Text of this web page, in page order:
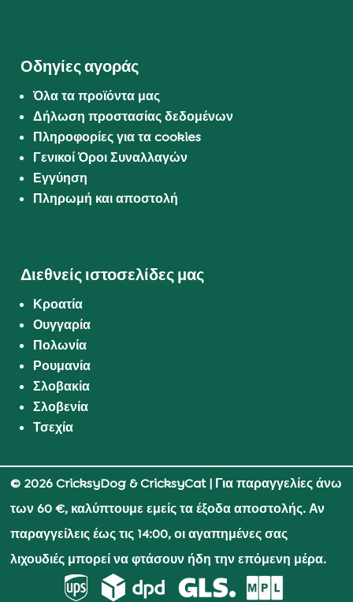
Οδηγίες αγοράς
Όλα τα προϊόντα μας
Δήλωση προστασίας δεδομένων
Πληροφορίες για τα cookies
Γενικοί Όροι Συναλλαγών
Εγγύηση
Πληρωμή και αποστολή
Διεθνείς ιστοσελίδες μας
Κροατία
Ουγγαρία
Πολωνία
Ρουμανία
Σλοβακία
Σλοβενία
Τσεχία
© 2026 CricksyDog & CricksyCat| Για παραγγελίες άνω
των 60 €, καλύπτουμε εμείς τα έξοδα αποστολής. Αν
παραγγείλεις έως τις 14:00, οι αγαπημένες σας
λιχουδιές μπορεί να φτάσουν ήδη την επόμενη μέρα.